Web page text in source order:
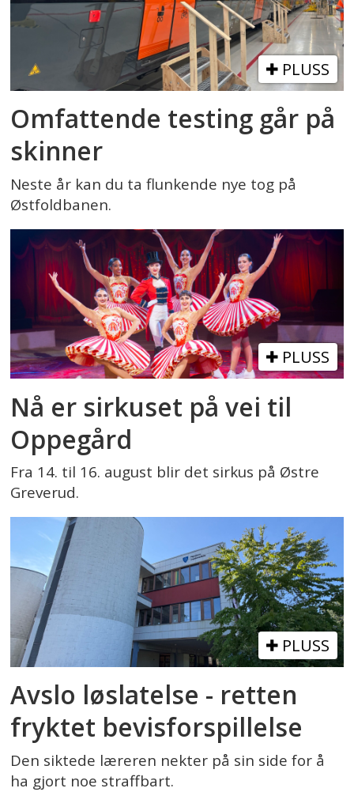
PLUSS
Omfattende testing går på
skinner
Neste år kan du ta flunkende nye tog på
Østfoldbanen.
PLUSS
Nå er sirkuset på vei til
Oppegård
Fra 14. til 16. august blir det sirkus på Østre
Greverud.
PLUSS
Avslo løslatelse - retten
fryktet bevisforspillelse
Den siktede læreren nekter på sin side for å
ha gjort noe straffbart.